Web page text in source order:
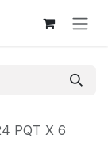
PQT X 6